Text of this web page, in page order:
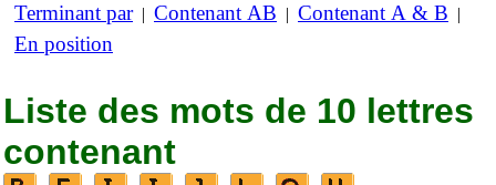
Terminant par| Contenant AB | Contenant A & B |
En position
Liste des mots de 10 lettres
contenant